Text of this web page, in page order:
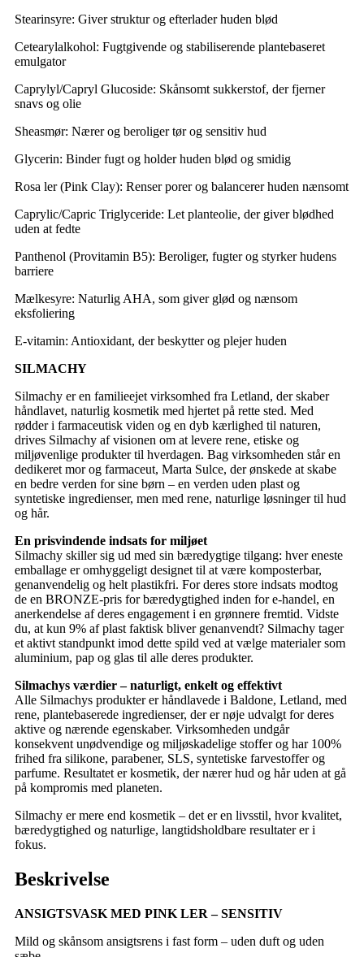
Stearinsyre: Giver struktur og efterlader huden blød
Cetearylalkohol: Fugtgivende og stabiliserende plantebaseret
emulgator
Caprylyl/Capryl Glucoside: Skånsomt sukkerstof, der fjerner
snavs og olie
Sheasmør: Nærer og beroliger tør og sensitiv hud
Glycerin: Binder fugt og holder huden blød og smidig
Rosa ler (Pink Clay): Renser porer og balancerer huden nænsomt
Caprylic/Capric Triglyceride: Let planteolie, der giver blødhed
uden at fedte
Panthenol (Provitamin B5): Beroliger, fugter og styrker hudens
barriere
Mælkesyre: Naturlig AHA, som giver glød og nænsom
eksfoliering
E-vitamin: Antioxidant, der beskytter og plejer huden
SILMACHY
Silmachy er en familieejet virksomhed fra Letland, der skaber
håndlavet, naturlig kosmetik med hjertet på rette sted. Med
rødder i farmaceutisk viden og en dyb kærlighed til naturen,
drives Silmachy af visionen om at levere rene, etiske og
miljøvenlige produkter til hverdagen. Bag virksomheden står en
dedikeret mor og farmaceut, Marta Sulce, der ønskede at skabe
en bedre verden for sine børn – en verden uden plast og
syntetiske ingredienser, men med rene, naturlige løsninger til hud
og hår.
En prisvindende indsats for miljøet
Silmachy skiller sig ud med sin bæredygtige tilgang: hver eneste
emballage er omhyggeligt designet til at være komposterbar,
genanvendelig og helt plastikfri. For deres store indsats modtog
de en BRONZE-pris for bæredygtighed inden for e-handel, en
anerkendelse af deres engagement i en grønnere fremtid. Vidste
du, at kun 9% af plast faktisk bliver genanvendt? Silmachy tager
et aktivt standpunkt imod dette spild ved at vælge materialer som
aluminium, pap og glas til alle deres produkter.
Silmachys værdier – naturligt, enkelt og effektivt
Alle Silmachys produkter er håndlavede i Baldone, Letland, med
rene, plantebaserede ingredienser, der er nøje udvalgt for deres
aktive og nærende egenskaber. Virksomheden undgår
konsekvent unødvendige og miljøskadelige stoffer og har 100%
frihed fra silikone, parabener, SLS, syntetiske farvestoffer og
parfume. Resultatet er kosmetik, der nærer hud og hår uden at gå
på kompromis med planeten.
Silmachy er mere end kosmetik – det er en livsstil, hvor kvalitet,
bæredygtighed og naturlige, langtidsholdbare resultater er i
fokus.
Beskrivelse
ANSIGTSVASK MED PINK LER – SENSITIV
Mild og skånsom ansigtsrens i fast form – uden duft og uden